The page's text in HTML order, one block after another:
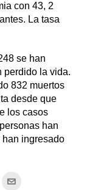
con 43, 2
La tasa
se han
perdido la vida.
832 muertos
desde que
los casos
han
ingresado